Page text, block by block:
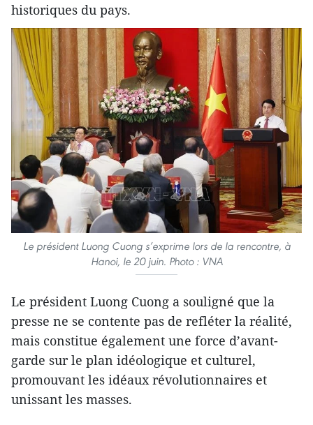
historiques du pays.
Le président Luong Cuong s’exprime lors de la rencontre, à
Hanoi, le 20 juin. Photo : VNA
Le président Luong Cuong a souligné que la
presse ne se contente pas de refléter la réalité,
mais constitue également une force d’avant-
garde sur le plan idéologique et culturel,
promouvant les idéaux révolutionnaires et
unissant les masses.